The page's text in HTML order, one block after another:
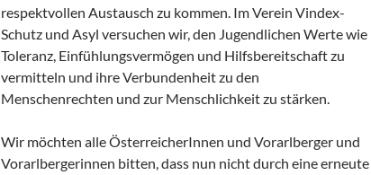
respektvollen Austausch zu kommen. Im Verein Vindex-
Schutz und Asyl versuchen wir, den Jugendlichen Werte wie
Toleranz, Einfühlungsvermögen und Hilfsbereitschaft zu
vermitteln und ihre Verbundenheit zu den
Menschenrechten und zur Menschlichkeit zu stärken.
Wir möchten alle ÖsterreicherInnen und Vorarlberger und
Vorarlbergerinnen bitten, dass nun nicht durch eine erneute